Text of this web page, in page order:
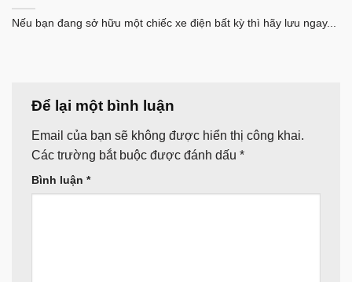
Nếu bạn đang sở hữu một chiếc xe điện bất kỳ thì hãy lưu ngay...
Để lại một bình luận
Email của bạn sẽ không được hiển thị công khai.
Các trường bắt buộc được đánh dấu *
Bình luận *